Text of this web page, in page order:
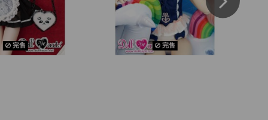
完售 完售